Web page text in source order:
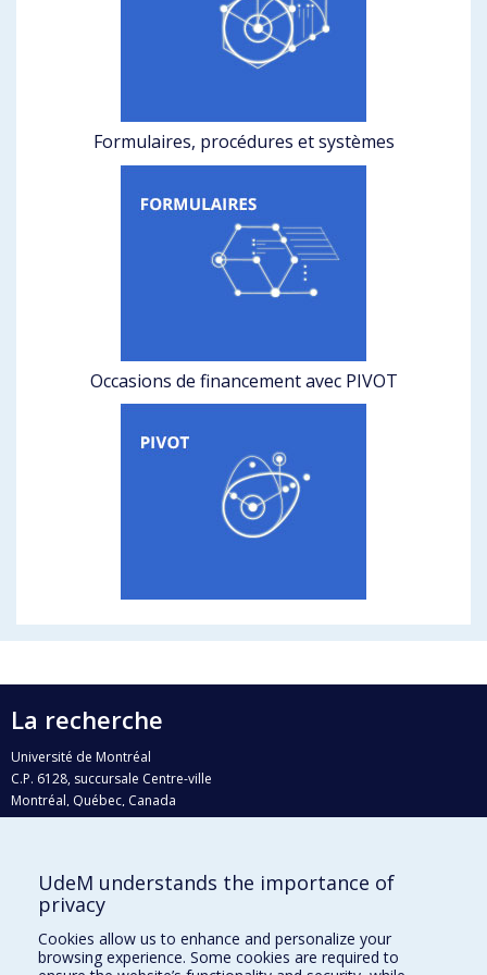
Formulaires, procédures et systèmes
Occasions de financement avec PIVOT
La recherche
Université de Montréal
C.P. 6128, succursale Centre-ville
Montréal, Québec, Canada
H3C 3J7
Qui fait quoi?
Nous trouver
Plan du site
UdeM understands the importance of
privacy
Cookies allow us to enhance and personalize your
browsing experience. Some cookies are required to